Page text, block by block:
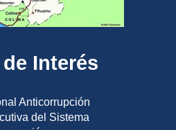
Interés
Anticorrupción
del Sistema